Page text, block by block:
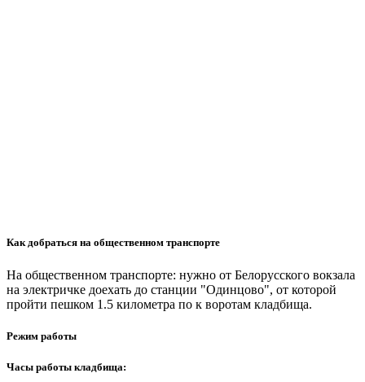
Как добраться на общественном транспорте
На общественном транспорте: нужно от Белорусского вокзала
на электричке доехать до станции "Одинцово", от которой
пройти пешком 1.5 километра по к воротам кладбища.
Режим работы
Часы работы кладбища: